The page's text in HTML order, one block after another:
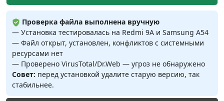
Проверка файла выполнена вручную
— Установка тестировалась на Redmi 9A и Samsung A54
— Файл открыт, установлен, конфликтов с системными
ресурсами нет
— Проверено VirusTotal/Dr.Web — угроз не обнаружено
Совет: перед установкой удалите старую версию, так
стабильнее.